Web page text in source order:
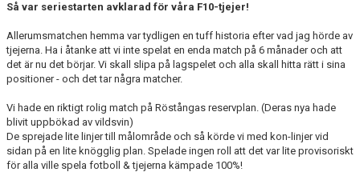
KONTAKT
MEDLEMSANMÄLAN
Så var seriestarten avklarad för våra F10-tjejer!
Allerumsmatchen hemma var tydligen en tuff historia efter vad jag hörde av
tjejerna. Ha i åtanke att vi inte spelat en enda match på 6 månader och att
det är nu det börjar. Vi skall slipa på lagspelet och alla skall hitta rätt i sina
positioner - och det tar några matcher.
Vi hade en riktigt rolig match på Röstångas reservplan. (Deras nya hade
blivit uppbökad av vildsvin)
De sprejade lite linjer till målområde och så körde vi med kon-linjer vid
sidan på en lite knögglig plan. Spelade ingen roll att det var lite provisoriskt
för alla ville spela fotboll & tjejerna kämpade 100%!